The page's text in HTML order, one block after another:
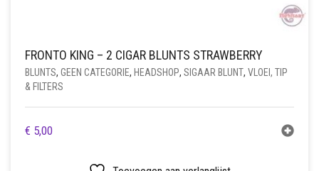
FRONTO KING – 2 CIGAR BLUNTS STRAWBERRY
BLUNTS, GEEN CATEGORIE, HEADSHOP, SIGAAR BLUNT, VLOEI, TIP
& FILTERS
€ 5,00